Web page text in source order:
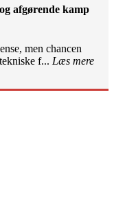
afgørende kamp
men chancen
f... Læs mere